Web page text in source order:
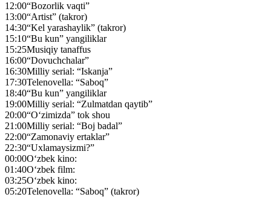
12:00“Bozorlik vaqti”
13:00“Artist” (takror)
14:30“Kel yarashaylik” (takror)
15:10“Bu kun” yangiliklar
15:25Musiqiy tanaffus
16:00“Dovuchchalar”
16:30Milliy serial: “Iskanja”
17:30Telenovella: “Saboq”
18:40“Bu kun” yangiliklar
19:00Milliy serial: “Zulmatdan qaytib”
20:00“O‘zimizda” tok shou
21:00Milliy serial: “Boj badal”
22:00“Zamonaviy ertaklar”
22:30“Uxlamaysizmi?”
00:00O‘zbek kino:
01:40O‘zbek film:
03:25O‘zbek kino:
05:20Telenovella: “Saboq” (takror)